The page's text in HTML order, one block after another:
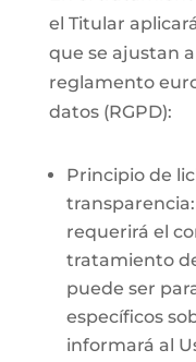
el Titular
que se ajustan
reglamento
datos (RGPD):
Principio de
requerirá el
tratamiento
puede ser
específicos
informará al